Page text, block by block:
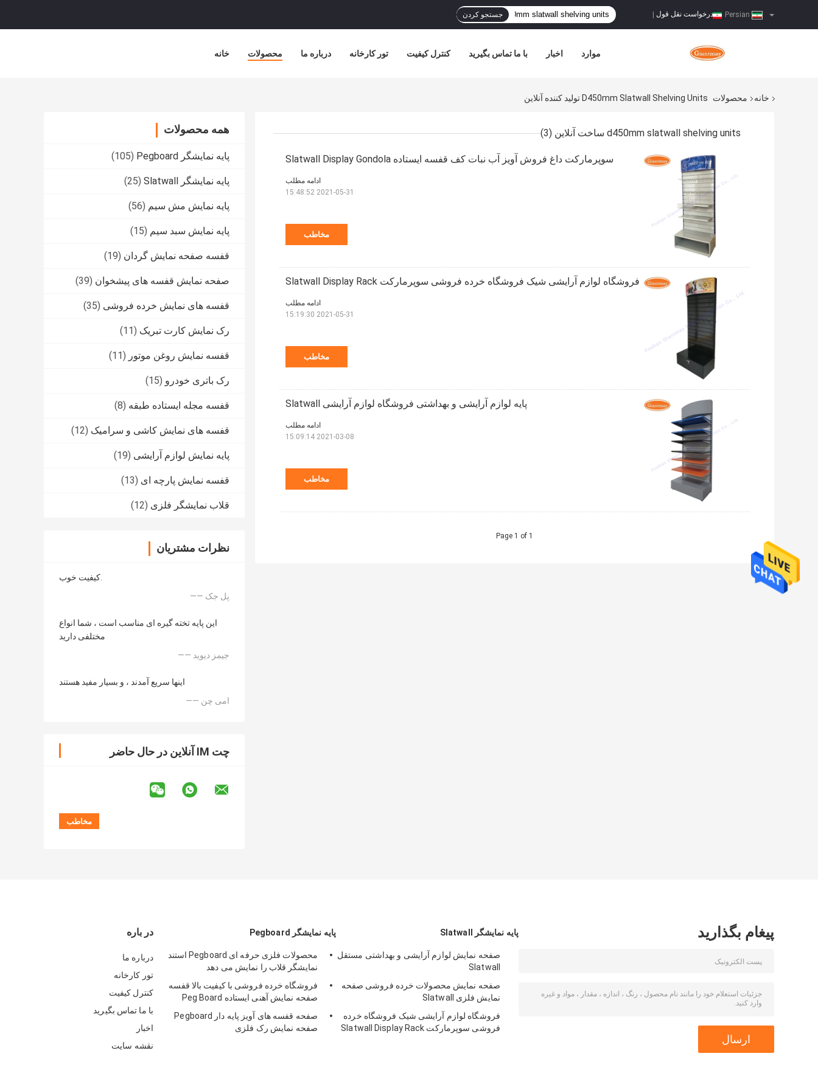
درخواست نقل قول جستجو کردن
خانه محصولات درباره ما تور کارخانه کنترل کیفیت با ما تماس بگیرید اخبار موارد
خانه محصولات D450mm Slatwall Shelving Units تولید کننده آنلاین
همه محصولات
پایه نمایشگر Pegboard (105)
پایه نمایشگر Slatwall (25)
پایه نمایش مش سیم (56)
پایه نمایش سبد سیم (15)
قفسه صفحه نمایش گردان (19)
صفحه نمایش قفسه های پیشخوان (39)
قفسه های نمایش خرده فروشی (35)
رک نمایش کارت تبریک (11)
قفسه نمایش روغن موتور (11)
رک باتری خودرو (15)
قفسه مجله ایستاده طبقه (8)
قفسه های نمایش کاشی و سرامیک (12)
پایه نمایش لوازم آرایشی (19)
قفسه نمایش پارچه ای (13)
قلاب نمایشگر فلزی (12)
نظرات مشتریان
کیفیت خوب.
—— پل جک
این پایه تخته گیره ای مناسب است ، شما انواع
مختلفی دارید
—— جیمز دیوید
اینها سریع آمدند ، و بسیار مفید هستند
—— امی چن
چت IM آنلاین در حال حاضر
d450mm slatwall shelving units ساخت آنلاین (3)
سوپرمارکت داغ فروش آویز آب نبات کف قفسه ایستاده Slatwall Display Gondola
مخاطب
ادامه مطلب
2021-05-31 15:48:52
فروشگاه لوازم آرایشی شیک فروشگاه خرده فروشی سوپرمارکت Slatwall Display Rack
مخاطب
ادامه مطلب
2021-05-31 15:19:30
پایه لوازم آرایشی و بهداشتی فروشگاه لوازم آرایشی Slatwall
مخاطب
ادامه مطلب
2021-03-08 15:09:14
Page 1 of 1
در باره
درباره ما
تور کارخانه
کنترل کیفیت
با ما تماس بگیرید
اخبار
نقشه سایت
پایه نمایشگر Pegboard
محصولات فلزی حرفه ای Pegboard استند
نمایشگر قلاب را نمایش می دهد
فروشگاه خرده فروشی با کیفیت بالا قفسه
صفحه نمایش آهنی ایستاده Peg Board
صفحه قفسه های آویز پایه دار Pegboard
صفحه نمایش رک فلزی
پایه نمایشگر Slatwall
صفحه نمایش لوازم آرایشی و بهداشتی مستقل
Slatwall
صفحه نمایش محصولات خرده فروشی صفحه
نمایش فلزی Slatwall
فروشگاه لوازم آرایشی شیک فروشگاه خرده
فروشی سوپرمارکت Slatwall Display Rack
پیغام بگذارید